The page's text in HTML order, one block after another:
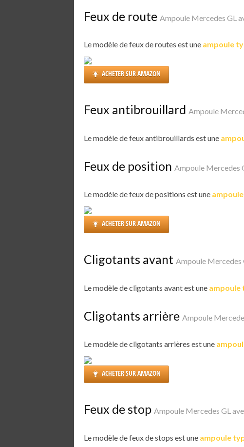
Feux de route Ampoule Mercedes GL
Le modèle de feux de routes est une ampoule
ACHETER SUR AMAZON
Feux antibrouillard Ampoule
Le modèle de feux antibrouillards est une
Feux de position Ampoule Mercedes
Le modèle de feux de positions est une
ACHETER SUR AMAZON
Cligotants avant Ampoule Mercedes
Le modèle de cligotants avant est une ampoule
Cligotants arrière Ampoule
Le modèle de cligotants arrières est une
ACHETER SUR AMAZON
Feux de stop Ampoule Mercedes GL
Le modèle de feux de stops est une ampoule